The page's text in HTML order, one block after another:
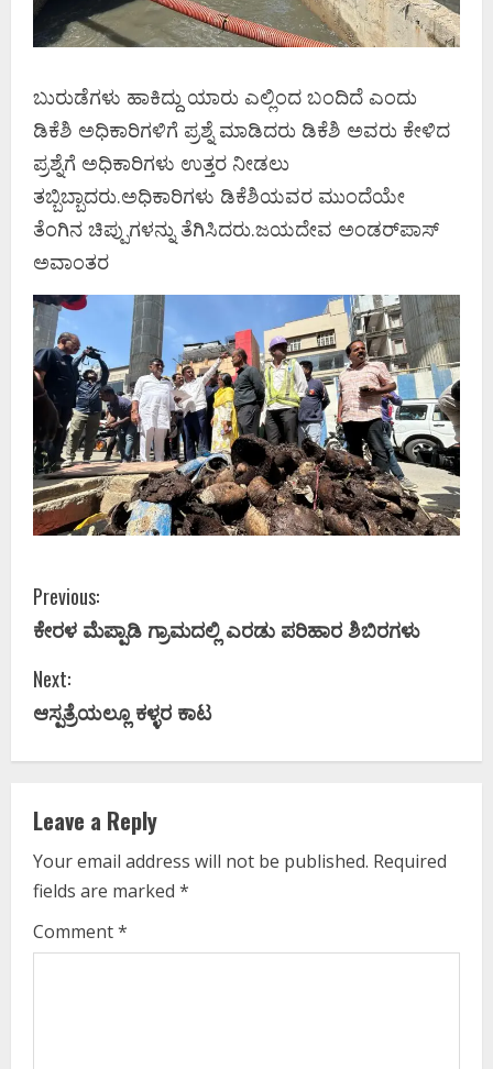
ಬುರುಡೆಗಳು ಹಾಕಿದ್ದು ಯಾರು ಎಲ್ಲಿಂದ ಬಂದಿದೆ ಎಂದು
ಡಿಕೆಶಿ ಅಧಿಕಾರಿಗಳಿಗೆ ಪ್ರಶ್ನೆ ಮಾಡಿದರು ಡಿಕೆಶಿ ಅವರು ಕೇಳಿದ
ಪ್ರಶ್ನೆಗೆ ಅಧಿಕಾರಿಗಳು ಉತ್ತರ ನೀಡಲು
ತಬ್ಬಿಬ್ಬಾದರು.ಅಧಿಕಾರಿಗಳು ಡಿಕೆಶಿಯವರ ಮುಂದೆಯೇ
ತೆಂಗಿನ ಚಿಪ್ಪುಗಳನ್ನು ತೆಗಿಸಿದರು.ಜಯದೇವ ಅಂಡರ್‌ಪಾಸ್‌
ಅವಾಂತರ
C
o
n
n
u
e
R
Previous:
ಕೇರಳ ಮೆಪ್ಪಾಡಿ ಗ್ರಾಮದಲ್ಲಿ ಎರಡು ಪರಿಹಾರ ಶಿಬಿರಗಳು
Next:
ಆಸ್ಪತ್ರೆಯಲ್ಲೂ ಕಳ್ಳರ ಕಾಟ
Leave a Reply
Your email address will not be published. Required
fields are marked *
Comment*